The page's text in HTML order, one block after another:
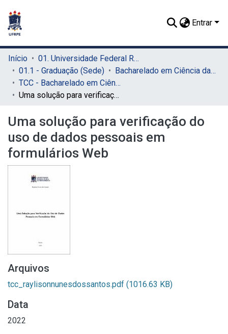
Entrar
Início
01. Universidade Federal Rural de Pernambuco - UFRPE (Sede)
01.1 - Graduação (Sede)
Bacharelado em Ciência da Computação (Sede)
TCC - Bacharelado em Ciência da Computação (Sede)
Uma solução para verificação do uso de dados pessoais em formulários Web
Uma solução para verificação do
uso de dados pessoais em
formulários Web
Arquivos
tcc_raylisonnunesdossantos.pdf (1016.63 KB)
Data
2022